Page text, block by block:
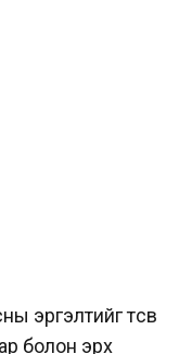
эргэлтийг төсөв
болон эрх